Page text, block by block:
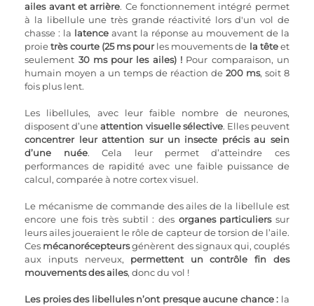
ailes avant et arrière. Ce fonctionnement intégré permet
à la libellule une très grande réactivité lors d'un vol de
chasse : la latence avant la réponse au mouvement de la
proie très courte (25 ms pour les mouvements de la tête et
seulement 30 ms pour les ailes) ! Pour comparaison, un
humain moyen a un temps de réaction de 200 ms, soit 8
fois plus lent.
Les libellules, avec leur faible nombre de neurones,
disposent d’une attention visuelle sélective
. Elles peuvent
concentrer leur attention sur un insecte précis au sein
d’une nuée. Cela leur permet d’atteindre ces
performances de rapidité avec une faible puissance de
calcul, comparée à notre cortex visuel.
Le mécanisme de commande des ailes de la libellule est
encore une fois très subtil : des organes particuliers sur
leurs ailes joueraient le rôle de capteur de torsion de l’aile.
Ces mécanorécepteurs génèrent des signaux qui, couplés
aux inputs nerveux, permettent un contrôle fin des
mouvements des ailes, donc du vol !
Les proies des libellules n’ont presque aucune chance : la